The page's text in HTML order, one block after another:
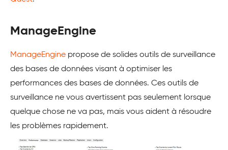
ManageEngine
ManageEngine propose de solides outils de surveillance
des bases de données visant à optimiser les
performances des bases de données. Ces outils de
surveillance ne vous avertissent pas seulement lorsque
quelque chose ne va pas, mais vous aident à résoudre
les problèmes rapidement.